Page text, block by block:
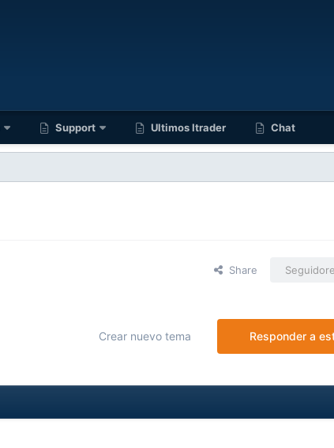
Support Ultimos Itrader Chat
Share
Responder a
Crear nuevo tema